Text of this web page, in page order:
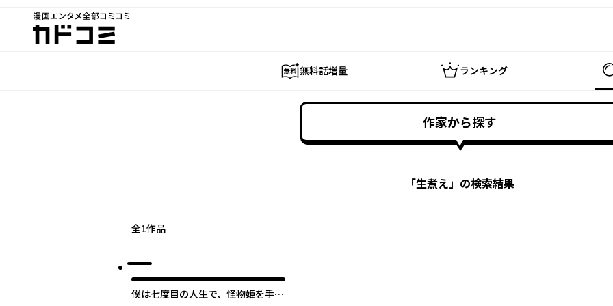
漫画エンタメ全部コミコミ
カドコミ
無料話増量 ランキング
作家から探す
「生煮え」の検索結果
全1作品
僕は七度目の人生で、怪物姫を手に